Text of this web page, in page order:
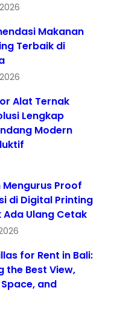
Makanan
Terbaik di
Alat Ternak
Lengkap
Modern
Mengurus Proof
di Digital Printing
Ada Ulang Cetak
for Rent in Bali:
the Best View,
and